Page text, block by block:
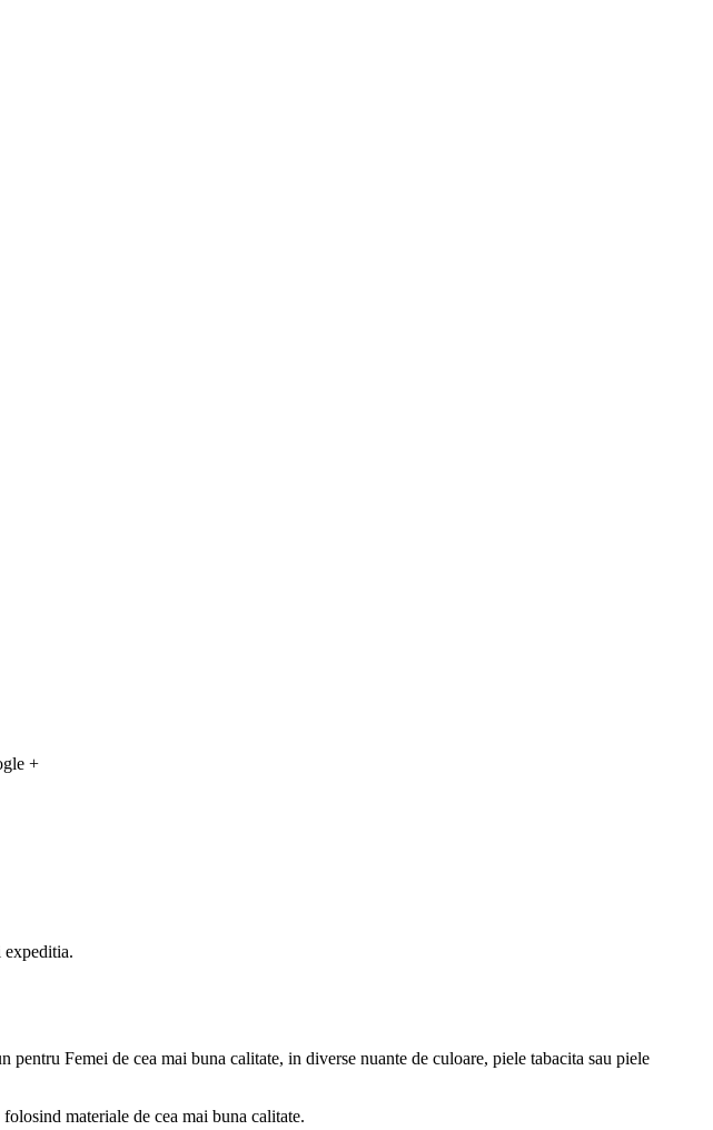
+
Femei de cea mai buna calitate, in diverse nuante de culoare, piele tabacita sau piele
materiale de cea mai buna calitate.